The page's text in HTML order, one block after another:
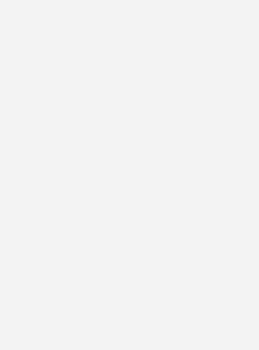
und sind noch weitere drei
Das SHK-Handwerk in
das in Syrien und in Deutschland.
wer zu uns passt. Dann
Deutsch­unterricht gibt,